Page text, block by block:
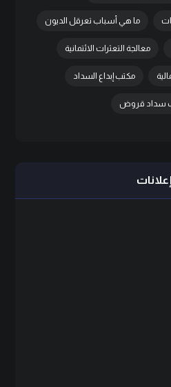
ما هي أسباب تعرقل الديون
معالجة التعثرات الائتمانية
مكتب إبداع السداد
سداد قروض
إعلانات